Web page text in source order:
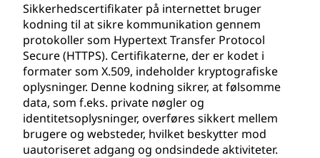
Sikkerhedscertifikater på internettet bruger
kodning til at sikre kommunikation gennem
protokoller som Hypertext Transfer Protocol
Secure (HTTPS). Certifikaterne, der er kodet i
formater som X.509, indeholder kryptografiske
oplysninger. Denne kodning sikrer, at følsomme
data, som f.eks. private nøgler og
identitetsoplysninger, overføres sikkert mellem
brugere og websteder, hvilket beskytter mod
uautoriseret adgang og ondsindede aktiviteter.